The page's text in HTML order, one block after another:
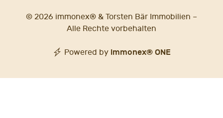
© 2026 immonex® & Torsten Bär Immobilien –
Alle Rechte vorbehalten
Powered by immonex® ONE